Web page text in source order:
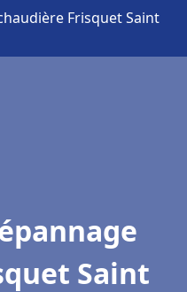
Frisquet Saint
Saint